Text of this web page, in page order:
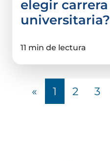
elegir carrera
universitaria?
11 min de lectura
« 1 2 3